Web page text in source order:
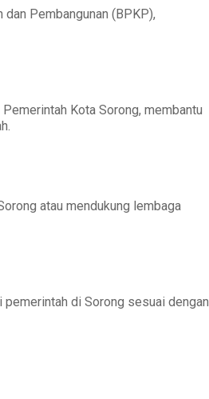
Pembangunan (BPKP),
Kota Sorong, membantu
atau mendukung lembaga
di Sorong sesuai dengan